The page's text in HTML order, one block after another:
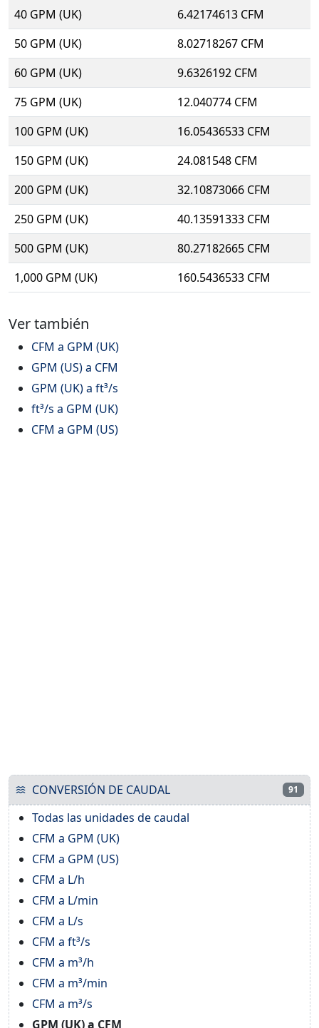
40 GPM (UK)
6.42174613 CFM
50 GPM (UK)
8.02718267 CFM
60 GPM (UK)
9.6326192 CFM
75 GPM (UK)
12.040774 CFM
100 GPM (UK)
16.05436533 CFM
150 GPM (UK)
24.081548 CFM
200 GPM (UK)
32.10873066 CFM
250 GPM (UK)
40.13591333 CFM
500 GPM (UK)
80.27182665 CFM
1,000 GPM (UK)
160.5436533 CFM
Ver también
CFM a GPM (UK)
GPM (US) a CFM
GPM (UK) a ft³/s
ft³/s a GPM (UK)
CFM a GPM (US)
CONVERSIÓN DE CAUDAL 91
Todas las unidades de caudal
CFM a GPM (UK)
CFM a GPM (US)
CFM a L/h
CFM a L/min
CFM a L/s
CFM a ft³/s
CFM a m³/h
CFM a m³/min
CFM a m³/s
GPM (UK) a CFM